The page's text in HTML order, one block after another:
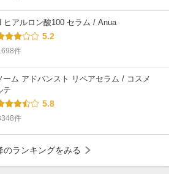
ヒアルロン酸100 セラム / Anua
5.2
件
ーム アドバンスト リペアセラム / コスメ
テ
5.8
件
のランキングをみる